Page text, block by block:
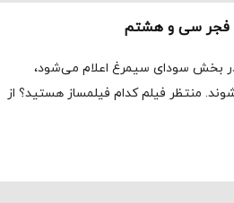
فجر سی و هشتم
بخش سودای سیمرغ اعلام می‌شود،
منتظر فیلم کدام فیلمساز هستید؟ از